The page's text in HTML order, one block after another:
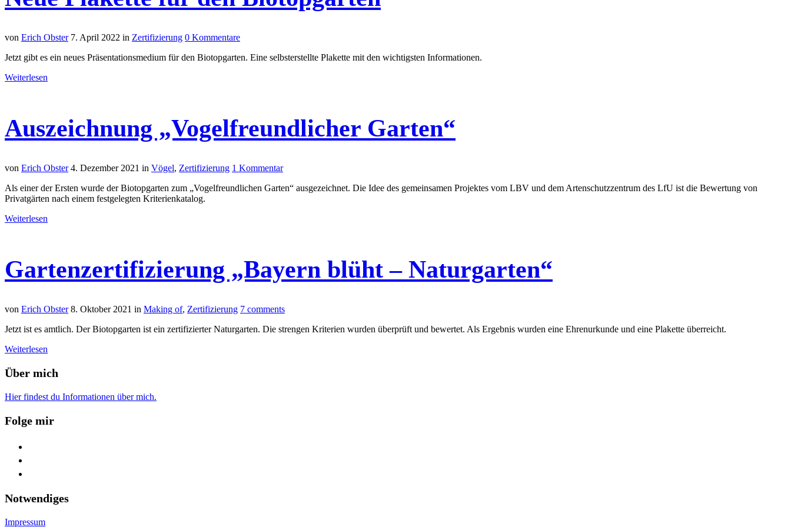
von Erich Obster 7. April 2022 in Zertifizierung 0 Kommentare
Jetzt gibt es ein neues Präsentationsmedium für den Biotopgarten. Eine selbsterstellte Plakette mit den wichtigsten Informationen.
Weiterlesen
Auszeichnung „Vogelfreundlicher Garten“
von Erich Obster 4. Dezember 2021 in Vögel, Zertifizierung 1 Kommentar
Als einer der Ersten wurde der Biotopgarten zum „Vogelfreundlichen Garten“ ausgezeichnet. Die Idee des gemeinsamen Projektes vom LBV und dem Artenschutzzentrum des LfU ist die Bewertung von
Privatgärten nach einem festgelegten Kriterienkatalog.
Weiterlesen
Gartenzertifizierung „Bayern blüht – Naturgarten“
von Erich Obster 8. Oktober 2021 in Making of, Zertifizierung 7 comments
Jetzt ist es amtlich. Der Biotopgarten ist ein zertifizierter Naturgarten. Die strengen Kriterien wurden überprüft und bewertet. Als Ergebnis wurden eine Ehrenurkunde und eine Plakette überreicht.
Weiterlesen
Über mich
Hier findest du Informationen über mich.
Folge mir
Notwendiges
Impressum